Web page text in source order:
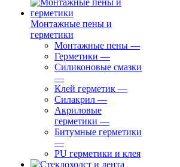
Монтажные пены и
герметики
Монтажные пены —
Герметики —
Силиконовые смазки
—
Клей герметик —
Силакрил —
Акриловые
герметики —
Битумные герметики
—
PU герметики и клея